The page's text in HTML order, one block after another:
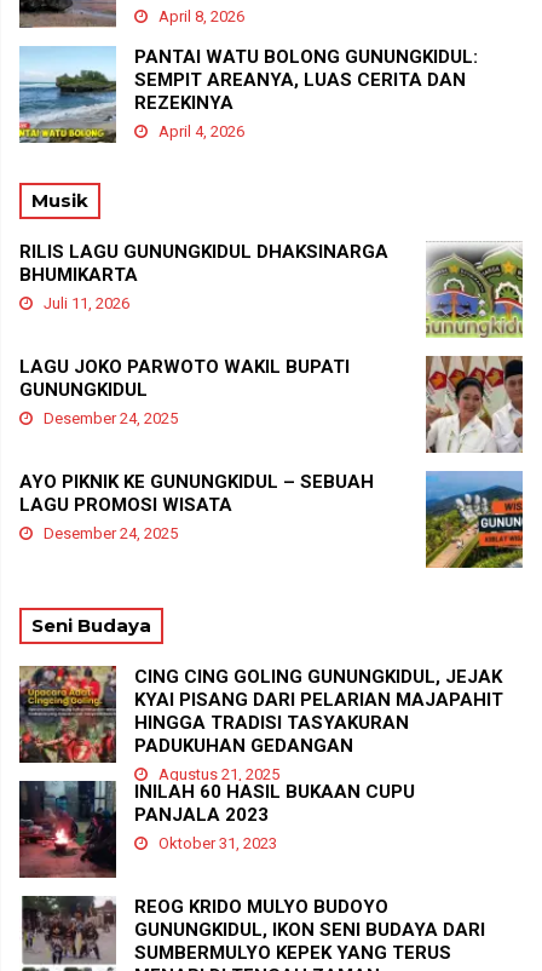
April 8, 2026
PANTAI WATU BOLONG GUNUNGKIDUL:
SEMPIT AREANYA, LUAS CERITA DAN
REZEKINYA
April 4, 2026
Musik
RILIS LAGU GUNUNGKIDUL DHAKSINARGA
BHUMIKARTA
Juli 11, 2026
LAGU JOKO PARWOTO WAKIL BUPATI
GUNUNGKIDUL
Desember 24, 2025
AYO PIKNIK KE GUNUNGKIDUL – SEBUAH
LAGU PROMOSI WISATA
Desember 24, 2025
Seni Budaya
CING CING GOLING GUNUNGKIDUL, JEJAK
KYAI PISANG DARI PELARIAN MAJAPAHIT
HINGGA TRADISI TASYAKURAN
PADUKUHAN GEDANGAN
Agustus 21, 2025
INILAH 60 HASIL BUKAAN CUPU
PANJALA 2023
Oktober 31, 2023
REOG KRIDO MULYO BUDOYO
GUNUNGKIDUL, IKON SENI BUDAYA DARI
SUMBERMULYO KEPEK YANG TERUS